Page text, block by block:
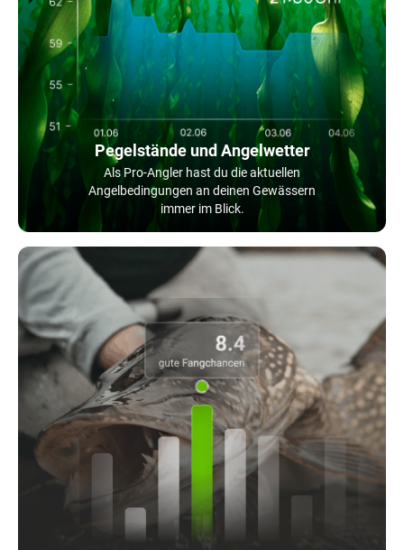
Pegelstände und Angelwetter
Als Pro-Angler hast du die aktuellen
Angelbedingungen an deinen Gewässern
immer im Blick.